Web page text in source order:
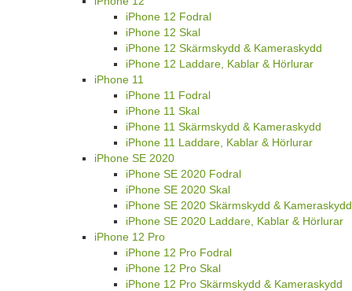
iPhone 12 Fodral
iPhone 12 Skal
iPhone 12 Skärmskydd & Kameraskydd
iPhone 12 Laddare, Kablar & Hörlurar
iPhone 11
iPhone 11 Fodral
iPhone 11 Skal
iPhone 11 Skärmskydd & Kameraskydd
iPhone 11 Laddare, Kablar & Hörlurar
iPhone SE 2020
iPhone SE 2020 Fodral
iPhone SE 2020 Skal
iPhone SE 2020 Skärmskydd & Kameraskydd
iPhone SE 2020 Laddare, Kablar & Hörlurar
iPhone 12 Pro
iPhone 12 Pro Fodral
iPhone 12 Pro Skal
iPhone 12 Pro Skärmskydd & Kameraskydd